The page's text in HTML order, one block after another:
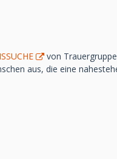
von
aus, die eine